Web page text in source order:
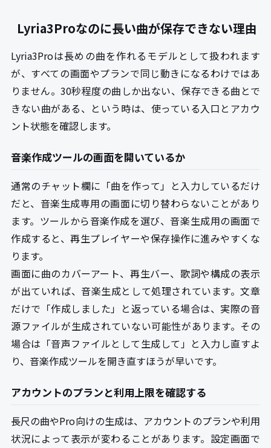
Lyria3Proなのに長い曲が保存できない理由
Lyria3Proは長めの曲を作れるモデルとして扱われます
が、すべての画面やプランで同じ動きになるわけではあ
りません。30秒程度の曲しか出ない、保存できる曲とで
きない曲がある、という時は、使っている入口とアカウ
ント状態を確認します。
音楽作成ツールの画面を開いているか
通常のチャット欄に「曲を作って」と入力しているだけ
だと、音楽生成専用の画面に切り替わらないことがあり
ます。ツールから音楽作成を選び、音楽生成用の画面で
作成すると、再生プレイヤーや保存操作に進みやすくな
ります。
画面に曲のカバーアート、再生バー、歌詞や構成の表示
が出ていれば、音楽生成として処理されています。文章
だけで「作成しました」と返っている場合は、実際の音
源ファイルが生成されていない可能性があります。その
場合は「音声ファイルとして生成して」と入力し直すよ
り、音楽作成ツールを開き直すほうが早いです。
アカウントのプランと利用上限を確認する
長尺の曲やPro向けの生成は、アカウントのプランや利用
状況によって表示が変わることがあります。設定画面で